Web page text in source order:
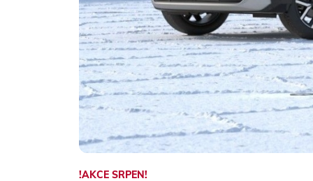
!AKCE SRPEN!